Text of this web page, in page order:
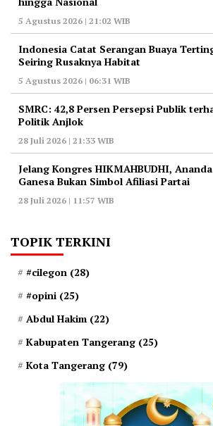
5 Agustus 2026 | 21:02 WIB
Indonesia Catat Serangan Buaya
Seiring Rusaknya Habitat
5 Agustus 2026 | 06:31 WIB
‎SMRC: 42,8 Persen Persepsi Publik
Politik Anjlok
28 Juli 2026 | 21:33 WIB
‎Jelang Kongres HIKMAHBUDHI,
Ganesa Bukan Simbol Afiliasi Partai
28 Juli 2026 | 11:57 WIB
TOPIK TERKINI
#cilegon (28)
#opini (25)
Abdul Hakim (22)
Kabupaten Tangerang (25)
Kota Tangerang (79)